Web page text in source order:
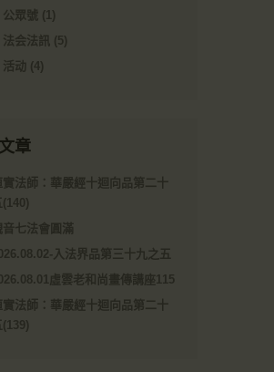
公眾號 (1)
法会法訊 (5)
活动 (4)
章
實法師：華嚴經十迴向品第二十
音七法會圓滿
入法界品第三十九之五
虛雲老和尚畫傳講座115
實法師：華嚴經十迴向品第二十